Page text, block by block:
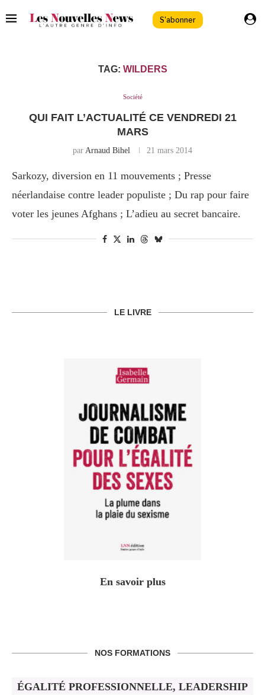
S'abonner
TAG: WILDERS
Société
QUI FAIT L’ACTUALITÉ CE VENDREDI 21
MARS
par Arnaud Bihel 21 mars 2014
Sarkozy, diversion en 11 mouvements ; Presse
néerlandaise contre leader populiste ; Du rap pour faire
voter les jeunes Afghans ; L’adieu au secret bancaire.
LE LIVRE
En savoir plus
NOS FORMATIONS
ÉGALITÉ PROFESSIONNELLE, LEADERSHIP